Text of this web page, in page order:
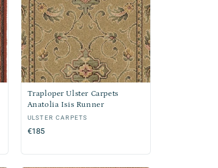
Traploper Ulster Carpets
Anatolia Isis Runner
Verkoper:
ULSTER CARPETS
Normale
€185